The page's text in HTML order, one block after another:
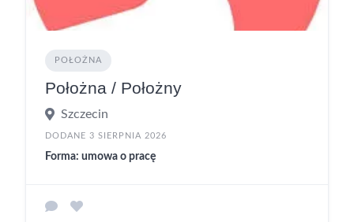
POŁOŻNA
Położna / Położny
Szczecin
DODANE 3 SIERPNIA 2026
Forma: umowa o pracę